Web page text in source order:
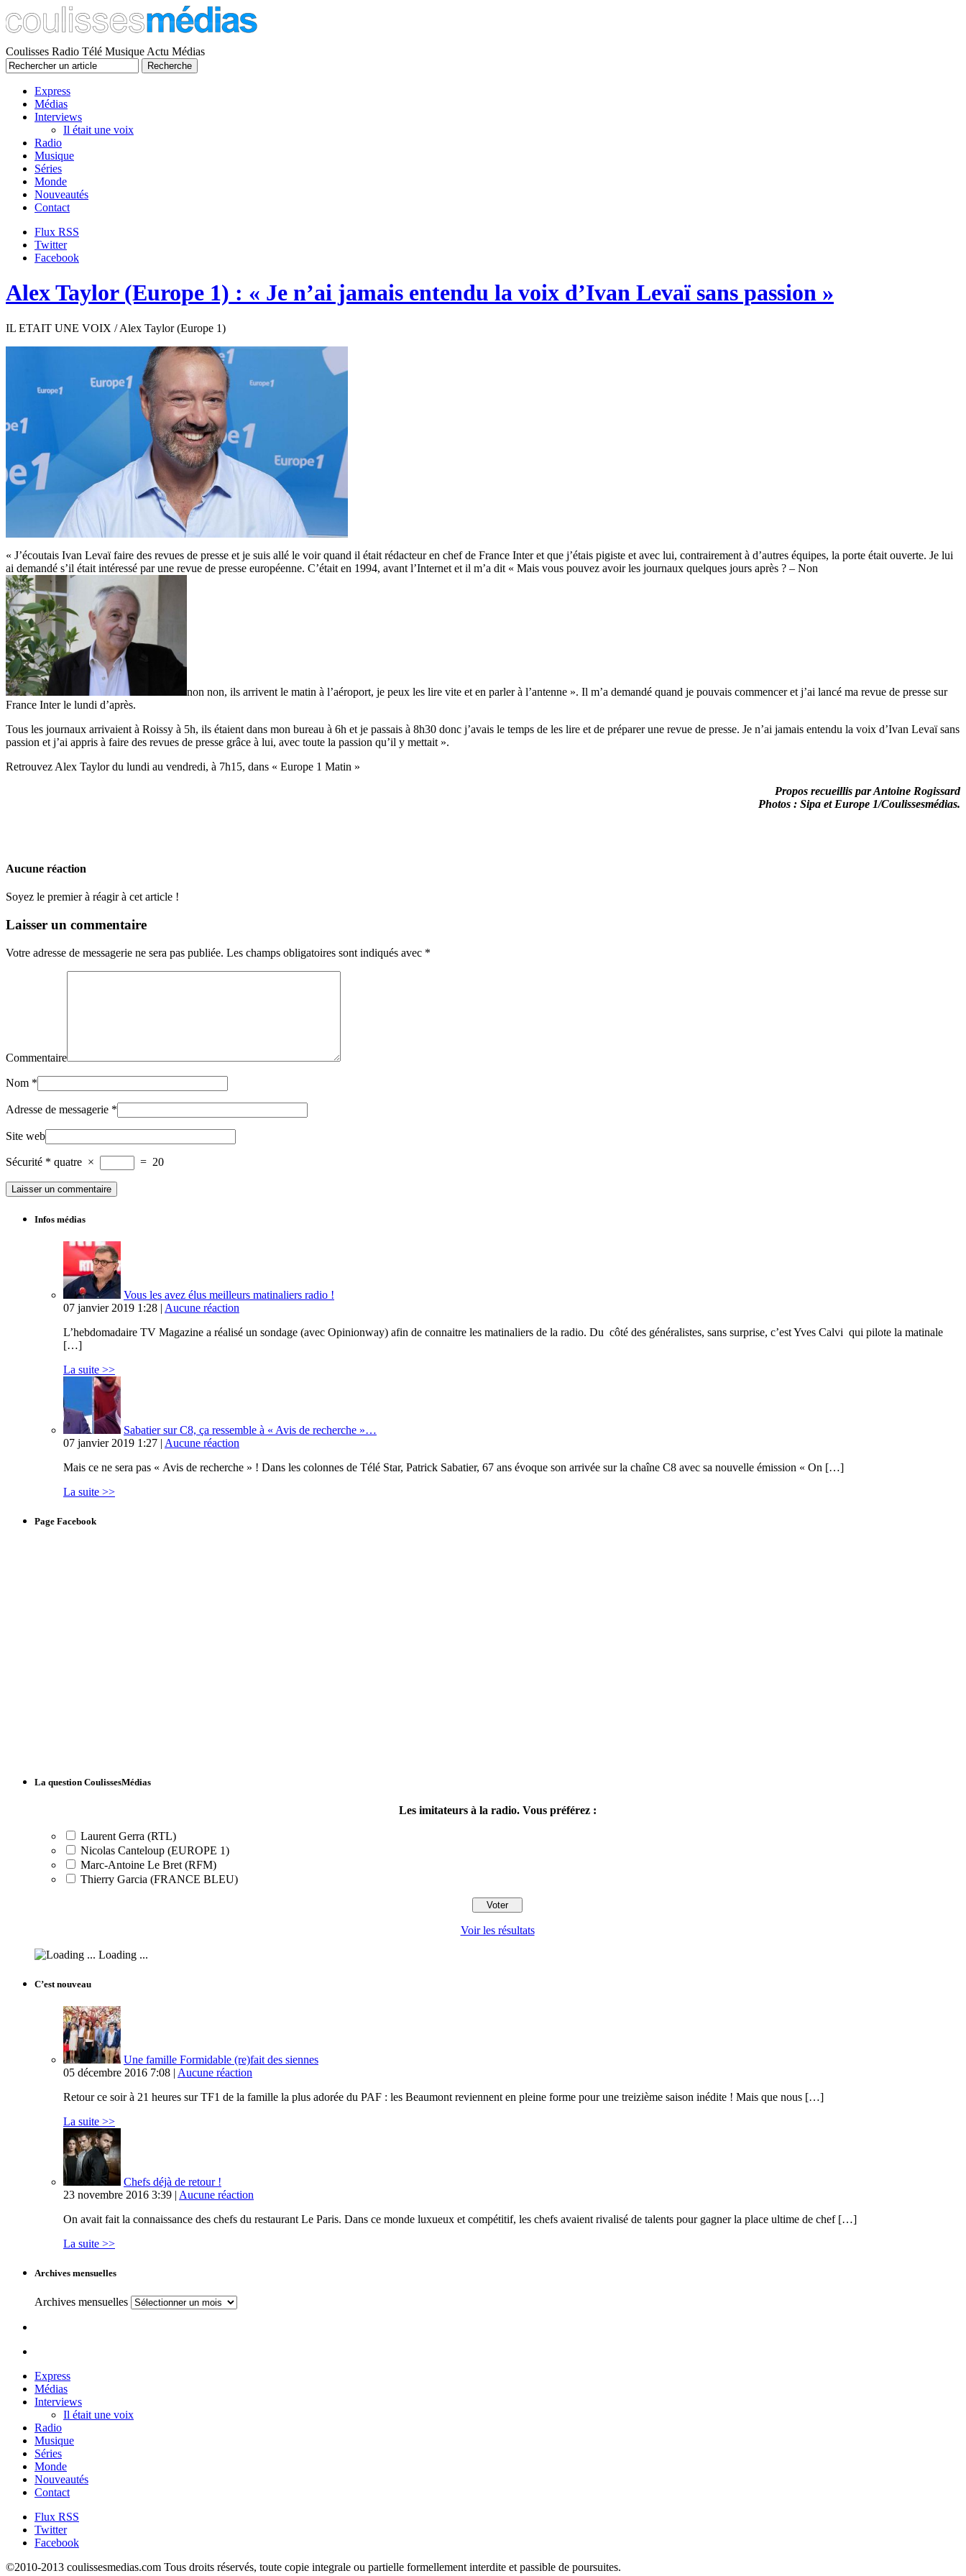
Coulisses Radio Télé Musique Actu Médias
Express
Médias
Interviews
Il était une voix
Radio
Musique
Séries
Monde
Nouveautés
Contact
Flux RSS
Twitter
Facebook
Alex Taylor (Europe 1) : « Je n’ai jamais entendu la voix d’Ivan Levaï sans passion »
IL ETAIT UNE VOIX / Alex Taylor (Europe 1)
« J’écoutais Ivan Levaï faire des revues de presse et je suis allé le voir quand il était rédacteur en chef de France Inter et que j’étais pigiste et avec lui, contrairement à d’autres équipes, la porte était ouverte. Je lui
ai demandé s’il était intéressé par une revue de presse européenne. C’était en 1994, avant l’Internet et il m’a dit « Mais vous pouvez avoir les journaux quelques jours après ? – Non
non non, ils arrivent le matin à l’aéroport, je peux les lire vite et en parler à l’antenne ». Il m’a demandé quand je pouvais commencer et j’ai lancé ma revue de presse sur
France Inter le lundi d’après.
Tous les journaux arrivaient à Roissy à 5h, ils étaient dans mon bureau à 6h et je passais à 8h30 donc j’avais le temps de les lire et de préparer une revue de presse. Je n’ai jamais entendu la voix d’Ivan Levaï sans
passion et j’ai appris à faire des revues de presse grâce à lui, avec toute la passion qu’il y mettait ».
Retrouvez Alex Taylor du lundi au vendredi, à 7h15, dans « Europe 1 Matin »
Propos recueillis par Antoine Rogissard
Photos : Sipa et Europe 1/Coulissesmédias.
Aucune réaction
Soyez le premier à réagir à cet article !
Laisser un commentaire
Votre adresse de messagerie ne sera pas publiée. Les champs obligatoires sont indiqués avec *
Commentaire
Nom *
Adresse de messagerie *
Site web
Sécurité * quatre × = 20
Infos médias
Vous les avez élus meilleurs matinaliers radio !
07 janvier 2019 1:28 | Aucune réaction
L’hebdomadaire TV Magazine a réalisé un sondage (avec Opinionway) afin de connaitre les matinaliers de la radio. Du côté des généralistes, sans surprise, c’est Yves Calvi qui pilote la matinale
[…]
La suite >>
Sabatier sur C8, ça ressemble à « Avis de recherche »…
07 janvier 2019 1:27 | Aucune réaction
Mais ce ne sera pas « Avis de recherche » ! Dans les colonnes de Télé Star, Patrick Sabatier, 67 ans évoque son arrivée sur la chaîne C8 avec sa nouvelle émission « On […]
La suite >>
Page Facebook
La question CoulissesMédias
Les imitateurs à la radio. Vous préférez :
Laurent Gerra (RTL)
Nicolas Canteloup (EUROPE 1)
Marc-Antoine Le Bret (RFM)
Thierry Garcia (FRANCE BLEU)
Voir les résultats
Loading ...
C’est nouveau
Une famille Formidable (re)fait des siennes
05 décembre 2016 7:08 | Aucune réaction
Retour ce soir à 21 heures sur TF1 de la famille la plus adorée du PAF : les Beaumont reviennent en pleine forme pour une treizième saison inédite ! Mais que nous […]
La suite >>
Chefs déjà de retour !
23 novembre 2016 3:39 | Aucune réaction
On avait fait la connaissance des chefs du restaurant Le Paris. Dans ce monde luxueux et compétitif, les chefs avaient rivalisé de talents pour gagner la place ultime de chef […]
La suite >>
Archives mensuelles
Archives mensuelles
Express
Médias
Interviews
Il était une voix
Radio
Musique
Séries
Monde
Nouveautés
Contact
Flux RSS
Twitter
Facebook
©2010-2013 coulissesmedias.com Tous droits réservés, toute copie integrale ou partielle formellement interdite et passible de poursuites.